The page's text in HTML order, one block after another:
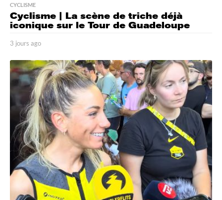
CYCLISME
Cyclisme | La scène de triche déjà
iconique sur le Tour de Guadeloupe
3 jours ago
o
u
r
s
a
g
o